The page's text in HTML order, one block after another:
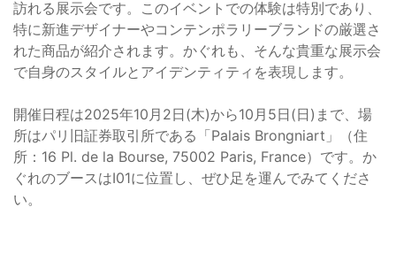
訪れる展示会です。このイベントでの体験は特別であり、
特に新進デザイナーやコンテンポラリーブランドの厳選さ
れた商品が紹介されます。かぐれも、そんな貴重な展示会
で自身のスタイルとアイデンティティを表現します。
開催日程は2025年10月2日(木)から10月5日(日)まで、場
所はパリ旧証券取引所である「Palais Brongniart」（住
所：16 Pl. de la Bourse, 75002 Paris, France）です。か
ぐれのブースはI01に位置し、ぜひ足を運んでみてくださ
い。